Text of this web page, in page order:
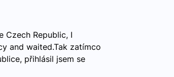
Czech Republic, I
and waited.Tak zatímco
přihlásil jsem se